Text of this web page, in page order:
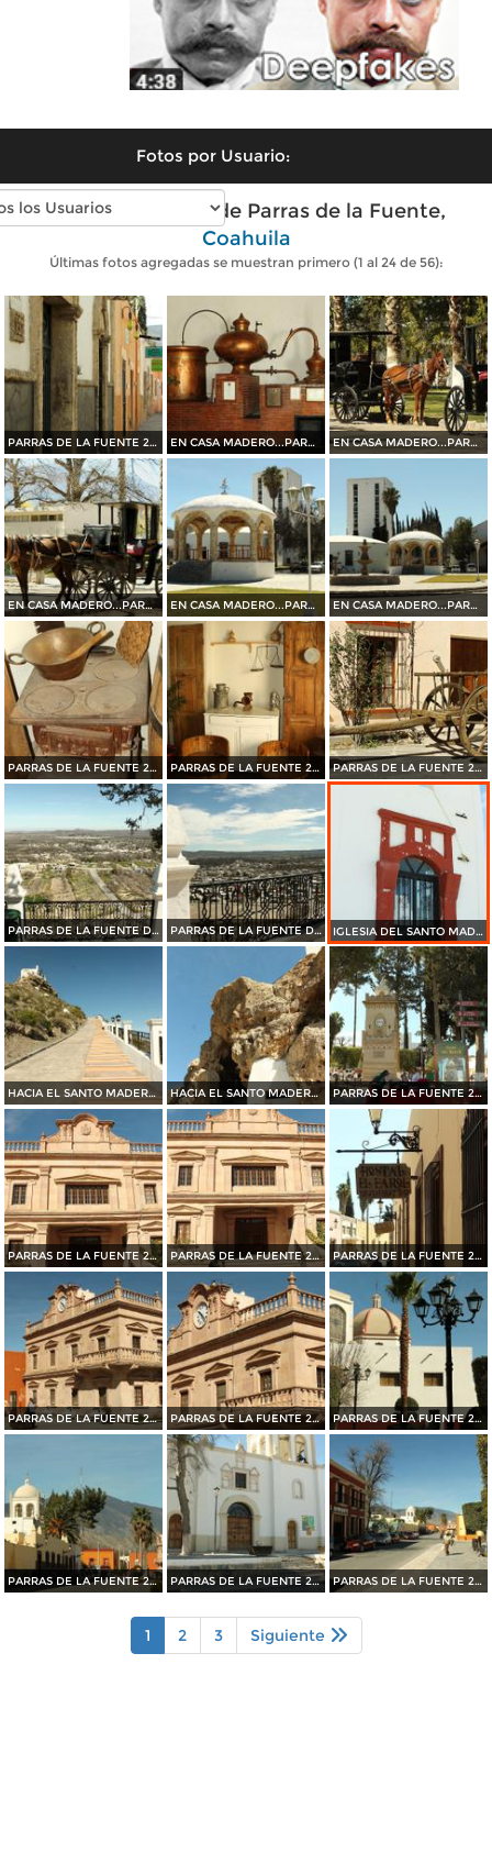
Fotos por Usuario:
Fotos modernas de Parras de la Fuente,
Coahuila
Últimas fotos agregadas se muestran primero (1 al 24 de 56):
PARRAS DE LA FUENTE 2015 EN CASA MADERO...PARRAS DE LA FUENTE 2015 EN CASA MADERO...PARRAS DE LA FUENTE 2015
EN CASA MADERO...PARRAS DE LA FUENTE 2015 EN CASA MADERO...PARRAS DE LA FUENTE 2015 EN CASA MADERO...PARRAS DE LA FUENTE 2015
PARRAS DE LA FUENTE 2015 PARRAS DE LA FUENTE 2015 PARRAS DE LA FUENTE 2015
PARRAS DE LA FUENTE DESDE EL SANTO MADERO 2015 PARRAS DE LA FUENTE DESDE EL SANTO MADERO 2015 IGLESIA DEL SANTO MADERO EN PARRAS DE LA FUENTE 2015
HACIA EL SANTO MADERO EN PARRAS DE LA FUENTE 2015 HACIA EL SANTO MADERO EN PARRAS DE LA FUENTE 2015 PARRAS DE LA FUENTE 2015
PARRAS DE LA FUENTE 2015 PARRAS DE LA FUENTE 2015 PARRAS DE LA FUENTE 2015
PARRAS DE LA FUENTE 2015 PARRAS DE LA FUENTE 2015 PARRAS DE LA FUENTE 2015
PARRAS DE LA FUENTE 2015 PARRAS DE LA FUENTE 2015 PARRAS DE LA FUENTE 2015
1 2 3 Siguiente